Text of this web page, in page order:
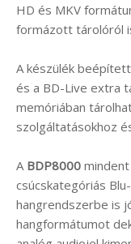
HD és MKV
formázott tárolóról
A készülék
és a BD-Live extra
memóriában
szolgáltatásokhoz
A BDP8000
csúcskategóriás
hangrendszerbe is
hangformátumot